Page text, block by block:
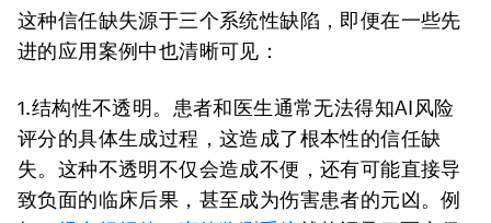
这种信任缺失源于三个系统性缺陷，即便在一些先
进的应用案例中也清晰可见：
1.结构性不透明。 患者和医生通常无法得知AI风险
评分的具体生成过程，这造成了根本性的信任缺
失。这种不透明不仅会造成不便，还有可能直接导
致负面的临床后果，甚至成为伤害患者的元凶。例